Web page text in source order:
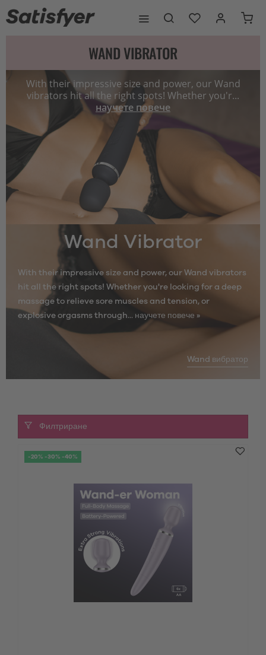
WAND VIBRATOR
With their impressive size and power, our Wand
vibrators hit all the right spots! Whether you'r...
научете повече
Wand Vibrator
With their impressive size and power, our Wand vibrators
hit all the right spots! Whether you're looking for a deep
massage to relieve sore muscles and tension, or
explosive orgasms through... научете повече »
Wand вибратор
Филтриране
-20% -30% -40%